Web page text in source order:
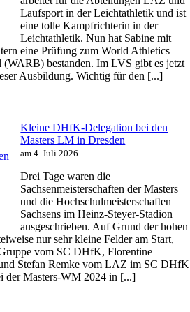
Laufsport in der Leichtathletik und ist
eine tolle Kampfrichterin in der
Leichtathletik. Nun hat Sabine mit
eine Prüfung zum World Athletics
(WARB) bestanden. Im LVS gibt es jetzt
Ausbildung. Wichtig für den [...]
Kleine DHfK-Delegation bei den
Masters LM in Dresden
am 4. Juli 2026
Drei Tage waren die
Sachsenmeisterschaften der Masters
und die Hochschulmeisterschaften
Sachsens im Heinz-Steyer-Stadion
ausgeschrieben. Auf Grund der hohen
nur sehr kleine Felder am Start,
vom SC DHfK, Florentine
Stefan Remke vom LAZ im SC DHfK
der Masters-WM 2024 in [...]